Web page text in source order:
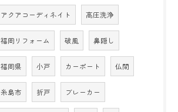
アクアコーディネイト 高圧洗浄
福岡リフォーム 破風 鼻隠し
福岡県 小戸 カーポート 仏間
糸島市 折戸 ブレーカー